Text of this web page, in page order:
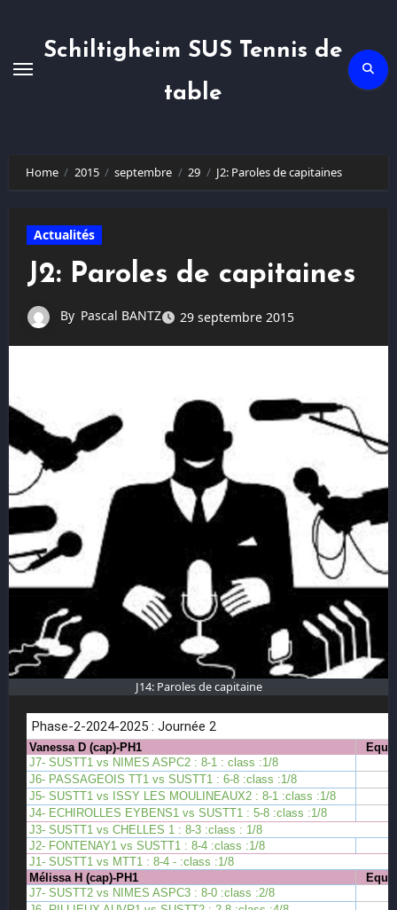
Schiltigheim SUS Tennis de
table
Home 2015 septembre 29 J2: Paroles de capitaines
Actualités
J2: Paroles de capitaines
By Pascal BANTZ 29 septembre 2015
J14: Paroles de capitaine